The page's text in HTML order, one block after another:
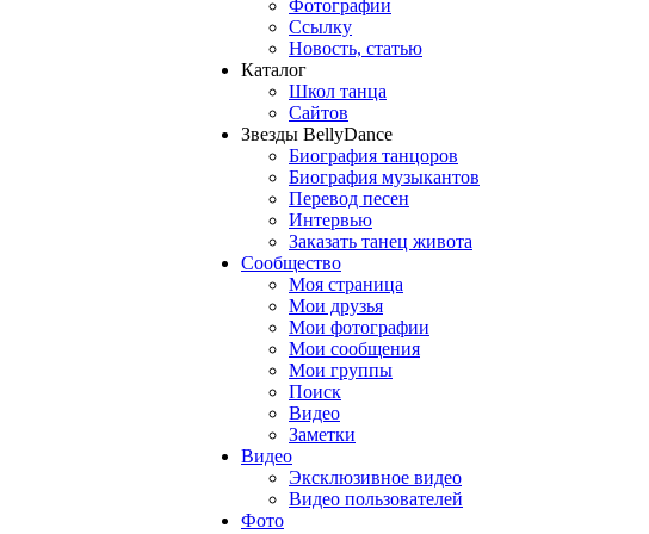
Фотографии
Ссылку
Новость, статью
Каталог
Школ танца
Сайтов
Звезды BellyDance
Биография танцоров
Биография музыкантов
Перевод песен
Интервью
Заказать танец живота
Сообщество
Моя страница
Мои друзья
Мои фотографии
Мои сообщения
Мои группы
Поиск
Видео
Заметки
Видео
Эксклюзивное видео
Видео пользователей
Фото